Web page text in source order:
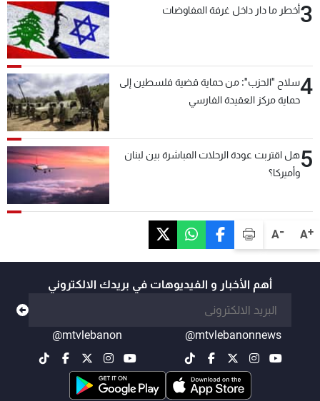
A+
A-
3أخطر ما دار داخل غرفة المفاوضات
4سلاح "الحزب": من حماية قضية فلسطين إلى
حماية مركز العقيدة الفارسي
5هل اقتربت عودة الرحلات المباشرة بين لبنان
وأميركا؟
أهم الأخبار و الفيديوهات في بريدك الالكتروني
@mtvlebanonnews
@mtvlebanon